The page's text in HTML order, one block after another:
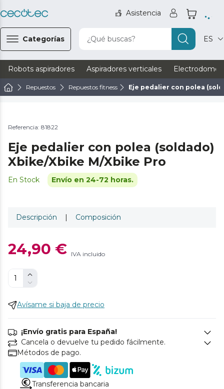
Asistencia
Categorías ¿Qué buscas? ES
Robots aspiradores Aspiradores verticales
Repuestos Repuestos fitness Eje pedalier con polea
Referencia: 81822
Eje pedalier con polea (soldado)
Xbike/Xbike M/Xbike Pro
En Stock Envío en 24-72 horas.
Descripción | Composición
24,90 € IVA incluido
Avísame si baja de precio
¡Envío gratis para España!
Cancela o devuelve tu pedido fácilmente.
Métodos de pago.
Transferencia bancaria